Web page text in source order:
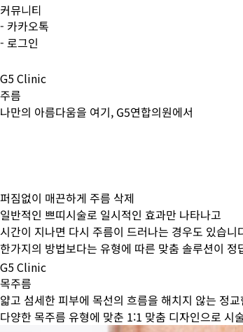
커뮤니티
- 카카오톡
- 로그인
G5 Clinic
주름
나만의 아름다움을 여기, G5연합의원에서
퍼짐없이 매끈하게 주름 삭제
일반적인 쁘띠시술로 일시적인 효과만 나타나고
시간이 지나면 다시 주름이 드러나는 경우도 있습니
한가지의 방법보다는 유형에 따른 맞춤 솔루션이 정
G5 Clinic
목주름
얇고 섬세한 피부에 목선의 흐름을 해치지 않는 정
다양한 목주름 유형에 맞춘 1:1 맞춤 디자인으로 시